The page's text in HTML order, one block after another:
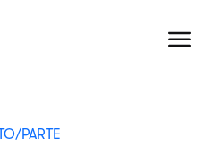
PARTE